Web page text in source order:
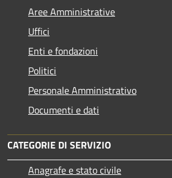
Aree Amministrative
Uffici
Enti e fondazioni
Politici
Personale Amministrativo
Documenti e dati
CATEGORIE DI SERVIZIO
Anagrafe e stato civile